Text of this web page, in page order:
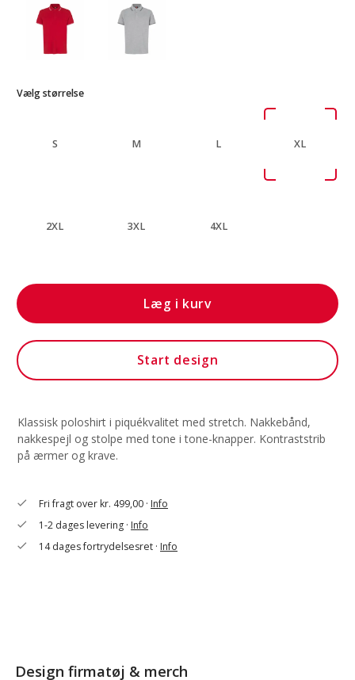
Vælg størrelse
S M L XL
2XL 3XL 4XL
Læg i kurv
Start design
Klassisk poloshirt i piquékvalitet med stretch. Nakkebånd,
nakkespejl og stolpe med tone i tone-knapper. Kontraststrib
på ærmer og krave.
check Fri fragt over kr. 499,00 ·Info
check 1-2 dages levering ·Info
check 14 dages fortrydelsesret ·Info
Design firmatøj & merch